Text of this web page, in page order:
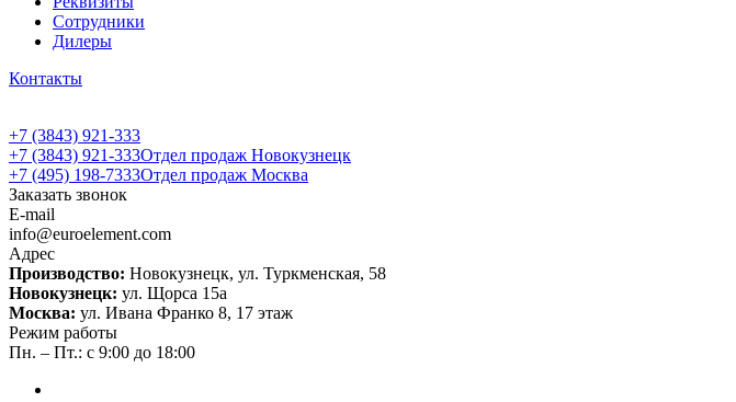
Сотрудники
Дилеры
Контакты
+7 (3843) 921-333
+7 (3843) 921-333Отдел продаж Новокузнецк
+7 (495) 198-7333Отдел продаж Москва
Заказать звонок
E-mail
info@euroelement.com
Адрес
Производство: Новокузнецк, ул. Туркменская, 58
Новокузнецк: ул. Щорса 15а
Москва: ул. Ивана Франко 8, 17 этаж
Режим работы
Пн. – Пт.: с 9:00 до 18:00